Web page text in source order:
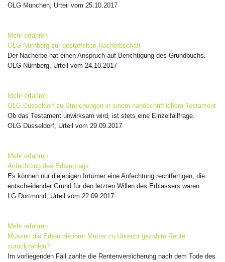
OLG München, Urteil vom 25.10.2017
Mehr erfahren
OLG Nürnberg zur gestaffelten Nacherbschaft
Der Nacherbe hat einen Anspruch auf Berichtigung des Grundbuchs.
OLG Nürnberg, Urteil vom 24.10.2017
Mehr erfahren
OLG Düsseldorf zu Streichungen in einem handschriftlichem Testament
Ob das Testament unwirksam wird, ist stets eine Einzelfallfrage.
OLG Düsseldorf, Urteil vom 29.09.2017
Mehr erfahren
Anfechtung des Erbvertrags
Es können nur diejenigen Irrtümer eine Anfechtung rechtfertigen, die
entscheidender Grund für den letzten Willen des Erblassers waren.
LG Dortmund, Urteil vom 22.09.2017
Mehr erfahren
Müssen die Erben die ihrer Mutter zu Unrecht gezahlte Rente
zurückzahlen?
Im vorliegenden Fall zahlte die Rentenversicherung nach dem Tode des